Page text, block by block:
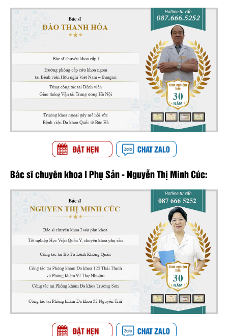
Bác sĩ chuyên khoa I Phụ Sản - Nguyễn Thị Minh Cúc: